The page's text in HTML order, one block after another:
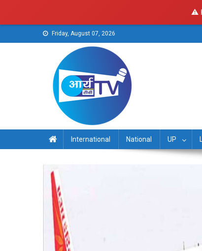
⚠️
to
Friday, August 07, 2026
Arya TV
International National UP